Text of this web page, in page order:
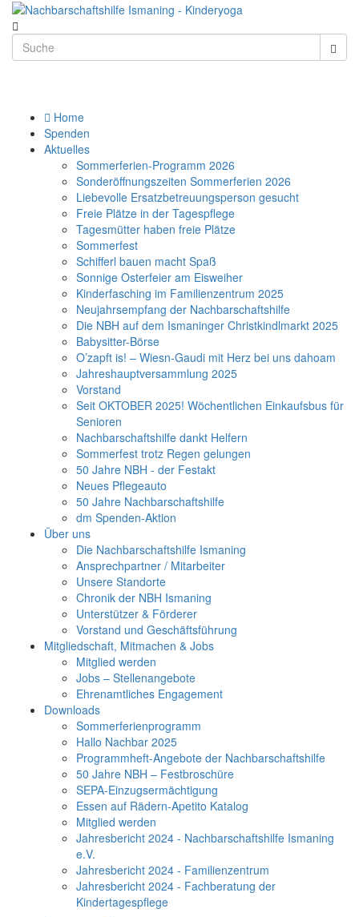
Home
Spenden
Aktuelles
Sommerferien-Programm 2026
Sonderöffnungszeiten Sommerferien 2026
Liebevolle Ersatzbetreuungsperson gesucht
Freie Plätze in der Tagespflege
Tagesmütter haben freie Plätze
Sommerfest
Schifferl bauen macht Spaß
Sonnige Osterfeier am Eisweiher
Kinderfasching im Familienzentrum 2025
Neujahrsempfang der Nachbarschaftshilfe
Die NBH auf dem Ismaninger Christkindlmarkt 2025
Babysitter-Börse
O’zapft is! – Wiesn-Gaudi mit Herz bei uns dahoam
Jahreshauptversammlung 2025
Vorstand
Seit OKTOBER 2025! Wöchentlichen Einkaufsbus für
Senioren
Nachbarschaftshilfe dankt Helfern
Sommerfest trotz Regen gelungen
50 Jahre NBH - der Festakt
Neues Pflegeauto
50 Jahre Nachbarschaftshilfe
dm Spenden-Aktion
Über uns
Die Nachbarschaftshilfe Ismaning
Ansprechpartner / Mitarbeiter
Unsere Standorte
Chronik der NBH Ismaning
Unterstützer & Förderer
Vorstand und Geschäftsführung
Mitgliedschaft, Mitmachen & Jobs
Mitglied werden
Jobs – Stellenangebote
Ehrenamtliches Engagement
Downloads
Sommerferienprogramm
Hallo Nachbar 2025
Programmheft-Angebote der Nachbarschaftshilfe
50 Jahre NBH – Festbroschüre
SEPA-Einzugsermächtigung
Essen auf Rädern-Apetito Katalog
Mitglied werden
Jahresbericht 2024 - Nachbarschaftshilfe Ismaning
e.V.
Jahresbericht 2024 - Familienzentrum
Jahresbericht 2024 - Fachberatung der
Kindertagespflege